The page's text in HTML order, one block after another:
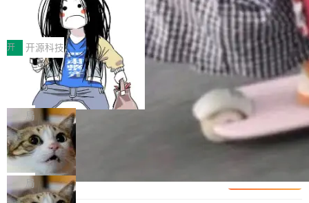
理两个方面，让用户的每一份算力都看得清、管
得住、用得稳、省得下、更安全！ 一、从现在开
始，Token使用一目...
作者）、Quoc Le（Google 大脑核心成员，Se
q2Seq 和 DocAI 的共同发明人）以及 Oriol Vin
yals（Gemini 联合负责人，AlphaSta...
耳科技研发的企业级终端编码智能体——一位全
中文驱动的数字员工，自主理解需求、规划步
骤、编写代码。不挑模型、不挑平台，curl 一行
装完即用。 开源地址：Gitee · GitCode · GitHu
b 安装 支持 Java 8+（8~26）、macOS / Linu
x / Windows / Harmony PC。 # macOS / Linu
x / Harmony PC curl -fsSL https://solon.noea
r.org/solon...
让“代码语义理解”深度释放AI Coding
价值潜能：华为云码道（CodeArts）
代码仓技术解析
一、代码仓深度理解技术的作用与价值 在软件工
程实践中，代码仓是企业核心知识资产的主要载
体。企业级代码仓库通常包含数十万乃至数百万
个文件，其规模远超单次模型调用可承载的上下
文窗口。随着项目规模的持续扩张与代码历史的
不断累积，代码仓中的模块关系、接口契约、业
务逻辑等关键信息往往分散于数十乃至数百个文
件之中，形成高度复杂的知识关联网络。传统的
代码检索手段（如关键词匹配、目录遍历）仅能
在语法层面完成文本定位，难以触及代码的语义
内涵与结构关联，导致开发者使用代码智能体在
开 开源科技
一条“删库”命令跑 17 小时，算法工程
师删光 89TB 数据只为干私活
最高人民检察院8月4日公布了一起案件：北京一
名90后算法工程师王某，为了给自己接的私活腾
服务器空间，删光了公司AI游戏部门的全部核心
数据。 王某2024年1月入职东城区某科技公司AI
短剧部门，有互联网大厂背景。在公司内部架构
调整期间，部门三次通知全员将数据从A集群迁
移到B集群，王某都回复了"收到"。 他没有迁移
局
Cloudflare 分享推理优化实践：KV ca
che 量化 + 权重压缩，吞吐量提升 4
1%，成本降 30%
Kimi 和 GLM 是当前最强的大模型系列之一，但
它们有一个共同的问题：太吃显存了。月之暗面
的 Kimi K 系列和智谱的 GLM 都是长上下文、M
局